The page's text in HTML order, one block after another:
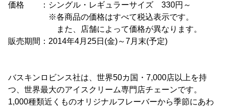
価格 ：シングル・レギュラーサイズ 330円～
※各商品の価格はすべて税込表示です。
また、店舗によって価格が異なります。
販売期間：2014年4月25日(金)～7月末(予定)
バスキンロビンス社は、世界50カ国・7,000店以上を持
つ、世界最大のアイスクリーム専門店チェーンです。
1,000種類近くものオリジナルフレーバーから季節にあわ